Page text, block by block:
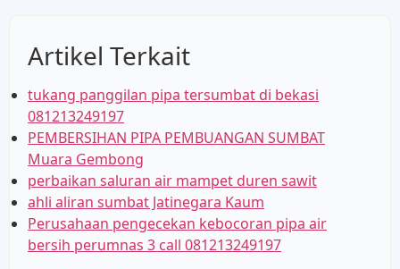
Artikel Terkait
tukang panggilan pipa tersumbat di bekasi
081213249197
PEMBERSIHAN PIPA PEMBUANGAN SUMBAT
Muara Gembong
perbaikan saluran air mampet duren sawit
ahli aliran sumbat Jatinegara Kaum
Perusahaan pengecekan kebocoran pipa air
bersih perumnas 3 call 081213249197